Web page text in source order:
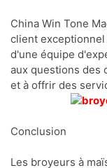
China Win Tone
client
d'une équipe
aux questions des
et à offrir des
Conclusion
Les broyeurs à